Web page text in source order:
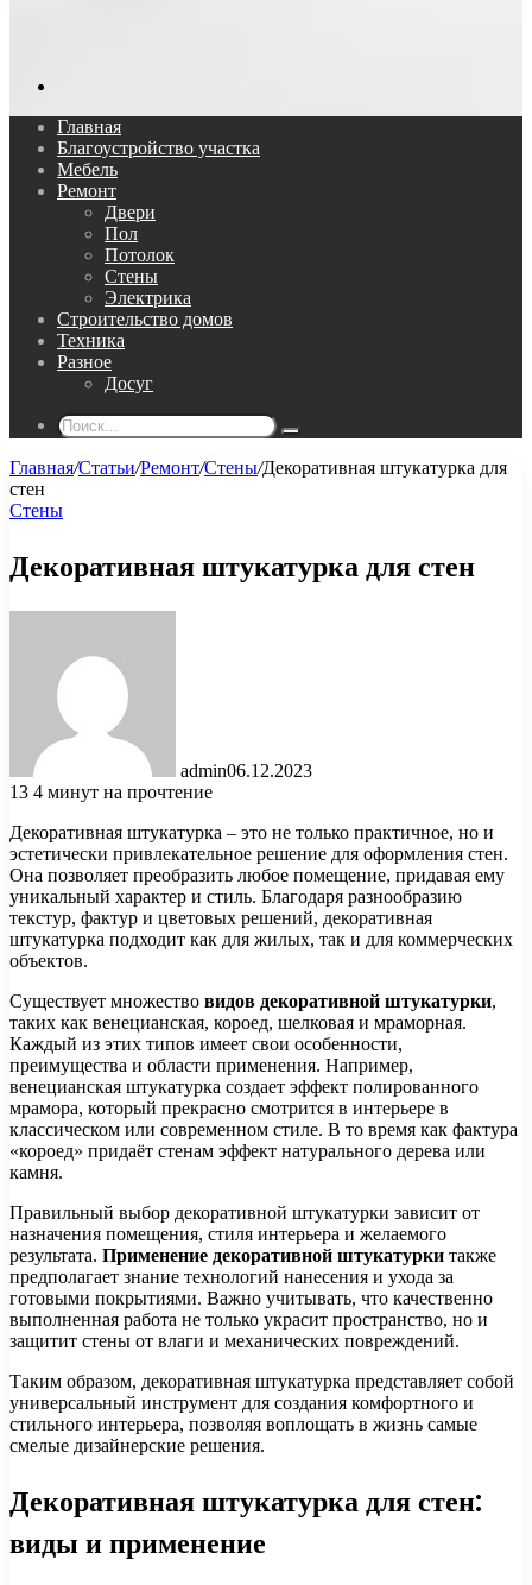
Главная
Благоустройство участка
Мебель
Ремонт
Двери
Пол
Потолок
Стены
Электрика
Строительство домов
Техника
Разное
Досуг
Поиск...
Главная/Статьи/Ремонт/Стены/Декоративная штукатурка для
стен
Стены
Декоративная штукатурка для стен
admin06.12.2023
13 4 минут на прочтение
Декоративная штукатурка – это не только практичное, но и
эстетически привлекательное решение для оформления стен.
Она позволяет преобразить любое помещение, придавая ему
уникальный характер и стиль. Благодаря разнообразию
текстур, фактур и цветовых решений, декоративная
штукатурка подходит как для жилых, так и для коммерческих
объектов.
Существует множество видов декоративной штукатурки,
таких как венецианская, короед, шелковая и мраморная.
Каждый из этих типов имеет свои особенности,
преимущества и области применения. Например,
венецианская штукатурка создает эффект полированного
мрамора, который прекрасно смотрится в интерьере в
классическом или современном стиле. В то время как фактура
«короед» придаёт стенам эффект натурального дерева или
камня.
Правильный выбор декоративной штукатурки зависит от
назначения помещения, стиля интерьера и желаемого
результата. Применение декоративной штукатурки также
предполагает знание технологий нанесения и ухода за
готовыми покрытиями. Важно учитывать, что качественно
выполненная работа не только украсит пространство, но и
защитит стены от влаги и механических повреждений.
Таким образом, декоративная штукатурка представляет собой
универсальный инструмент для создания комфортного и
стильного интерьера, позволяя воплощать в жизнь самые
смелые дизайнерские решения.
Декоративная штукатурка для стен:
виды и применение